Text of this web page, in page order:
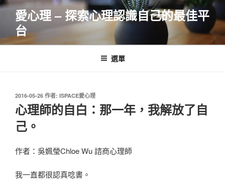
跳
要
愛心理 – 探索心理認識自己的最佳平
台
選單
發
佈
於
2016-05-26 作者: ISPACE愛心理
心理師的自白：那一年，我解放了自
己。
作者：吳姵瑩Chloe Wu 諮商心理師
我一直都很認真唸書。